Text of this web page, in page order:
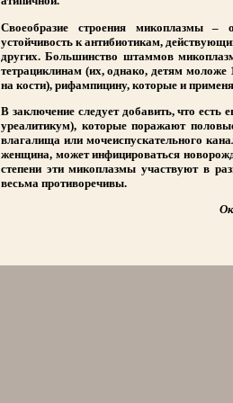
Своеобразие строения микоплазмы –
устойчивость к антибиотикам,
других. Большинство штаммов
тетрациклинам (их, однако, детям моложе
на кости), рифампицину, которые и
В заключение следует добавить, что
уреалитикум), которые поражают
влагалища или мочеиспускательного
женщина, может инфицироваться
степени эти микоплазмы участвуют в
весьма противоречивы.